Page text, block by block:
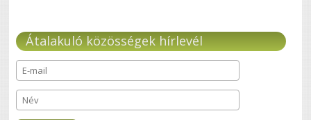
Átalakuló közösségek hírlevél
E-mail*
Név